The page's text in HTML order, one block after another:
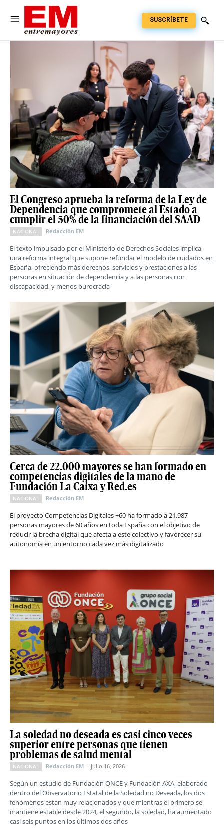
SUSCRÍBETE
El Congreso aprueba la reforma de la Ley de
Dependencia que compromete al Estado a
cumplir el 50% de la financiación del SAAD
NACIONAL Redacción EM
El texto impulsado por el Ministerio de Derechos Sociales implica
una reforma integral que supone refundar el modelo de cuidados en
España, ofreciendo más derechos, servicios y prestaciones a las
personas en situación de dependencia y a las personas con
discapacidad, y menos burocracia
Cerca de 22.000 mayores se han formado en
competencias digitales de la mano de
Fundación La Caixa y Red.es
NACIONAL Redacción EM
El proyecto Competencias Digitales +60 ha formado a 21.987
personas mayores de 60 años en toda España con el objetivo de
reducir la brecha digital que afecta a este colectivo y favorecer su
autonomía en un entorno cada vez más digitalizado
La soledad no deseada es casi cinco veces
superior entre personas que tienen
problemas de salud mental
NACIONAL Redacción EM - julio 16, 2026
Según un estudio de Fundación ONCE y Fundación AXA, elaborado
dentro del Observatorio Estatal de la Soledad no Deseada, los dos
fenómenos están muy relacionados y que mientras el primero se
mantiene estable desde 2024, el segundo, la soledad, ha aumentado
casi seis puntos en los últimos dos años